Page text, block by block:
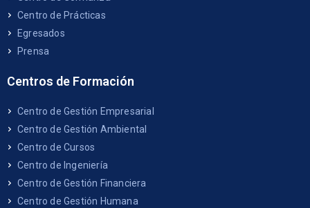
Centro de Prácticas
Egresados
Prensa
Centros de Formación
Centro de Gestión Empresarial
Centro de Gestión Ambiental
Centro de Cursos
Centro de Ingeniería
Centro de Gestión Financiera
Centro de Gestión Humana